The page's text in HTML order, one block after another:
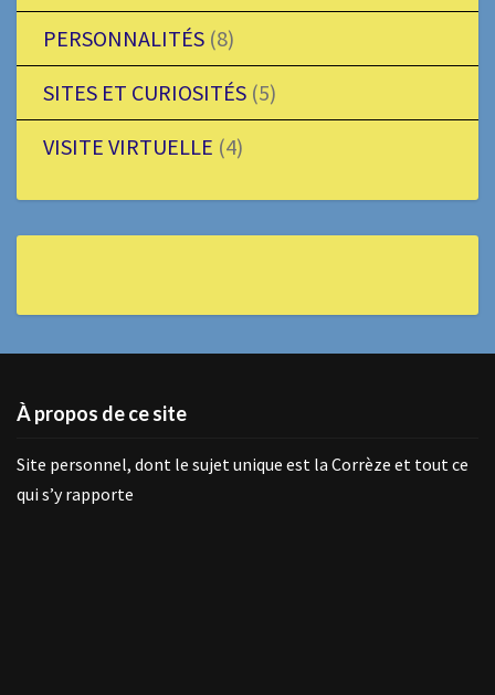
PERSONNALITÉS (8)
SITES ET CURIOSITÉS (5)
VISITE VIRTUELLE (4)
À propos de ce site
Site personnel, dont le sujet unique est la Corrèze et tout ce
qui s’y rapporte